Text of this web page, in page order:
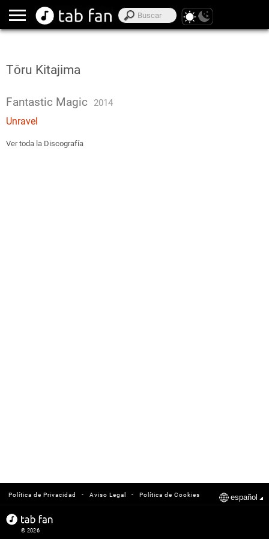
Tōru Kitajima
Fantastic Magic 2014
Unravel
Ver toda la Discografía
Política de Cookies
-
Aviso Legal
-
Política de Privacidad español
© 2026